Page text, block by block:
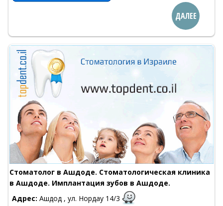
ДАЛЕЕ
Стоматолог в Ашдоде. Стоматологическая клиника
в Ашдоде. Имплантация зубов в Ашдоде.
Адрес: Ашдод , ул. Нордау 14/3